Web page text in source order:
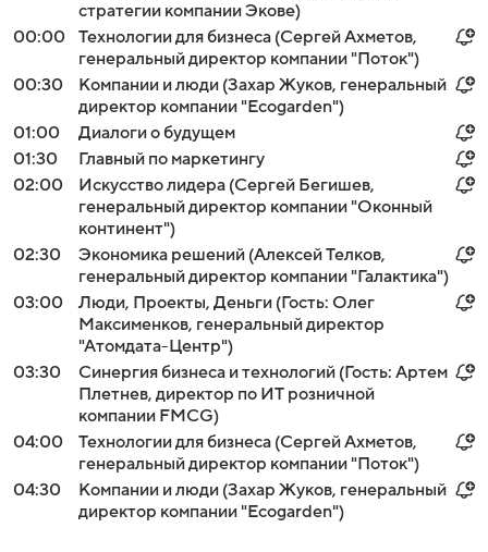
стратегии компании Экове)
00:00
Технологии для бизнеса (Сергей Ахметов,
генеральный директор компании "Поток")
00:30
Компании и люди (Захар Жуков, генеральный
директор компании "Ecogarden")
01:00
Диалоги о будущем
01:30
Главный по маркетингу
02:00
Искусство лидера (Сергей Бегишев,
генеральный директор компании "Оконный
континент")
02:30
Экономика решений (Алексей Телков,
генеральный директор компании "Галактика")
03:00
Люди, Проекты, Деньги (Гость: Олег
Максименков, генеральный директор
"Атомдата-Центр")
03:30
Синергия бизнеса и технологий (Гость: Артем
Плетнев, директор по ИТ розничной
компании FMCG)
04:00
Технологии для бизнеса (Сергей Ахметов,
генеральный директор компании "Поток")
04:30
Компании и люди (Захар Жуков, генеральный
директор компании "Ecogarden")